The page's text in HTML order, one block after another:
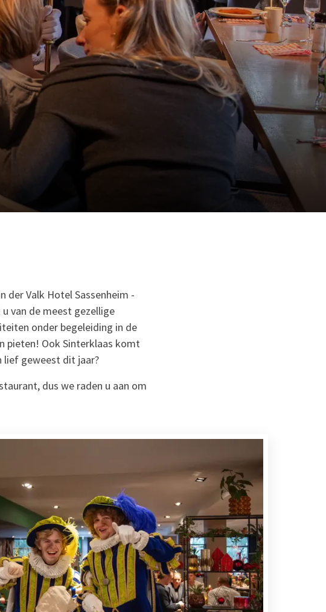
der Valk Hotel Sassenheim -
van de meest gezellige
onder begeleiding in de
pieten! Ook Sinterklaas komt
lief geweest dit jaar?
dus we raden u aan om